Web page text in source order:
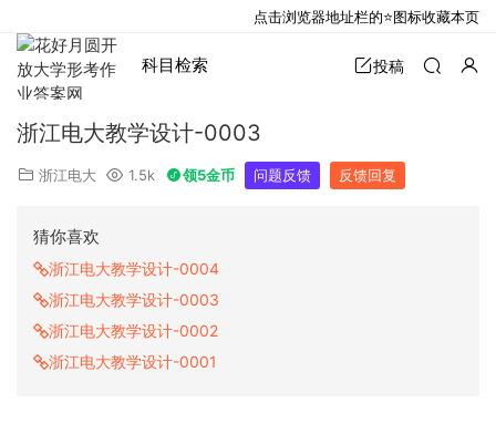
科目检索 投稿
浙江电大教学设计-0003
浙江电大 1.5k 领5金币 问题反馈 反馈回复
猜你喜欢
浙江电大教学设计-0004
浙江电大教学设计-0003
浙江电大教学设计-0002
浙江电大教学设计-0001
点击浏览器地址栏的⭐图标收藏本页